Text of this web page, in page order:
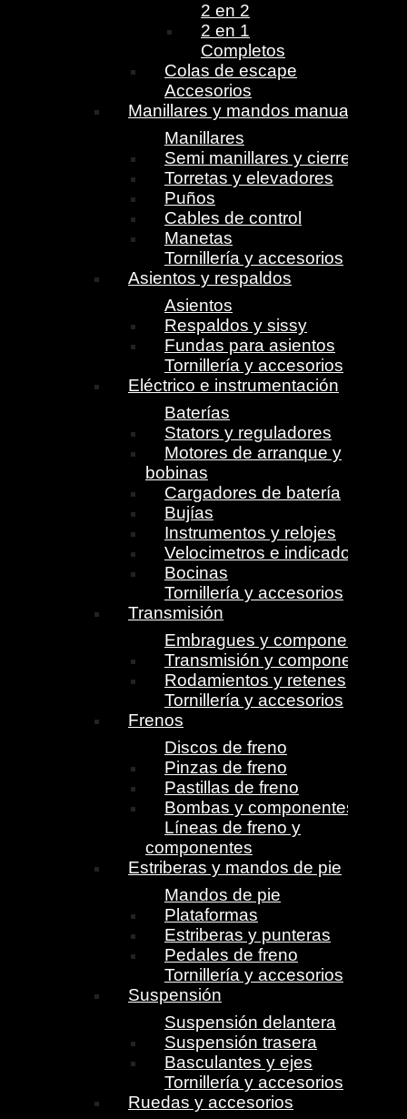
2 en 2
2 en 1
Completos
Colas de escape
Accesorios
Manillares y mandos manuales
Manillares
Semi manillares y cierres
Torretas y elevadores
Puños
Cables de control
Manetas
Tornillería y accesorios
Asientos y respaldos
Asientos
Respaldos y sissy
Fundas para asientos
Tornillería y accesorios
Eléctrico e instrumentación
Baterías
Stators y reguladores
Motores de arranque y
bobinas
Cargadores de batería
Bujías
Instrumentos y relojes
Velocimetros e indicadores
Bocinas
Tornillería y accesorios
Transmisión
Embragues y componentes
Transmisión y componentes
Rodamientos y retenes
Tornillería y accesorios
Frenos
Discos de freno
Pinzas de freno
Pastillas de freno
Bombas y componentes
Líneas de freno y
componentes
Estriberas y mandos de pie
Mandos de pie
Plataformas
Estriberas y punteras
Pedales de freno
Tornillería y accesorios
Suspensión
Suspensión delantera
Suspensión trasera
Basculantes y ejes
Tornillería y accesorios
Ruedas y accesorios